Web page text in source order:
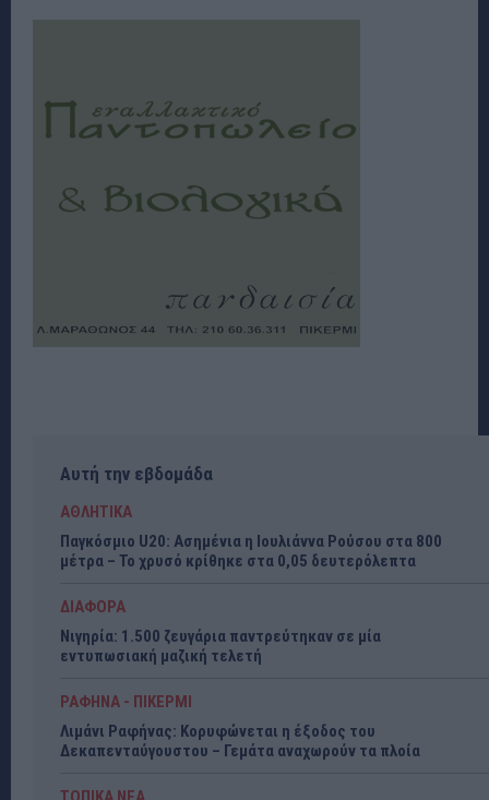
Αυτή την εβδομάδα
ΑΘΛΗΤΙΚΑ
Παγκόσμιο U20: Ασημένια η Ιουλιάννα Ρούσου στα 800
μέτρα – Το χρυσό κρίθηκε στα 0,05 δευτερόλεπτα
ΔΙΑΦΟΡΑ
Νιγηρία: 1.500 ζευγάρια παντρεύτηκαν σε μία
εντυπωσιακή μαζική τελετή
ΡΑΦΗΝΑ - ΠΙΚΕΡΜΙ
Λιμάνι Ραφήνας: Κορυφώνεται η έξοδος του
Δεκαπενταύγουστου – Γεμάτα αναχωρούν τα πλοία